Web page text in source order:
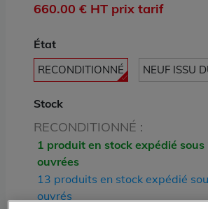
660.00 € HT prix tarif
État
RECONDITIONNÉ NEUF ISSU
Stock
RECONDITIONNÉ :
1 produit en stock expédié
ouvrées
13 produits en stock expédié
ouvrés